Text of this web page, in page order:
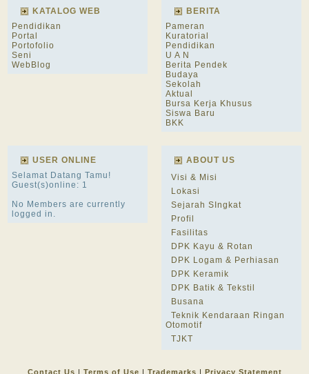
KATALOG WEB
Pendidikan
Portal
Portofolio
Seni
WebBlog
BERITA
Pameran
Kuratorial
Pendidikan
U A N
Berita Pendek
Budaya
Sekolah
Aktual
Bursa Kerja Khusus
Siswa Baru
BKK
USER ONLINE
Selamat Datang Tamu!
Guest(s)online: 1
No Members are currently
logged in.
ABOUT US
Visi & Misi
Lokasi
Sejarah SIngkat
Profil
Fasilitas
DPK Kayu & Rotan
DPK Logam & Perhiasan
DPK Keramik
DPK Batik & Tekstil
Busana
Teknik Kendaraan Ringan
Otomotif
TJKT
Contact Us | Terms of Use | Trademarks | Privacy Statement